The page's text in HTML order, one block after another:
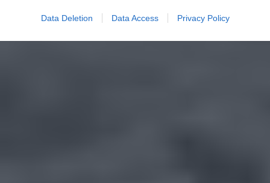
Data Deletion Data Access Privacy Policy